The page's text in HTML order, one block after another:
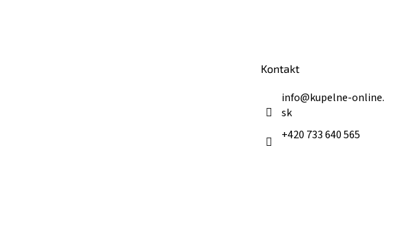
Kontakt
info@kupelne-online.
sk
+420 733 640 565